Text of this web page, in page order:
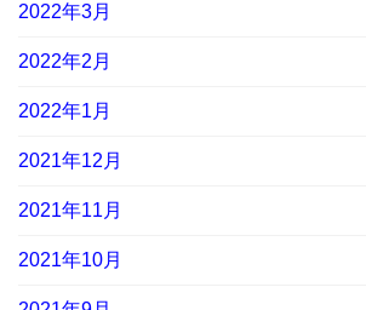
2022年3月
2022年2月
2022年1月
2021年12月
2021年11月
2021年10月